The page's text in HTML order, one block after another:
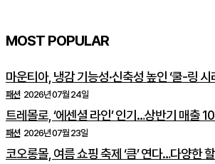
MOST POPULAR
마운티아, 냉감 기능성·신축성 높인 ‘쿨-링 시
패션 2026년 07월 24일
트레몰로, ‘에센셜 라인’ 인기…상반기 매출
패션 2026년 07월 23일
코오롱몰, 여름 쇼핑 축제 ‘큼’ 연다…다양한